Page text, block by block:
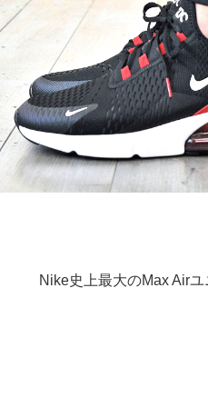
Nike史上最大のMax Air